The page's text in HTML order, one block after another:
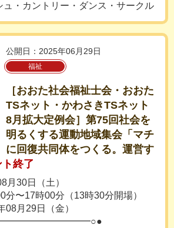
ュ・カントリー・ダンス・サークル
公開日：2025年06月29日
福祉
［おおた社会福祉士会・おおた
TSネット・かわさきTSネット
8月拡大定例会］第75回社会を
明るくする運動地域集会「マチ
に回復共同体をつくる。運営す
終了
月30日（土）
分〜17時00分（13時30分開場）
08月29日（金）